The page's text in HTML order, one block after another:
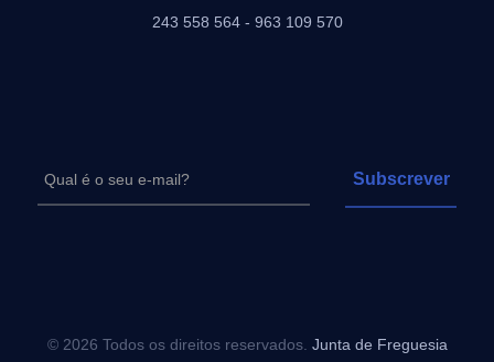
243 558 564 - 963 109 570
© 2026 Todos os direitos reservados. Junta de Freguesia